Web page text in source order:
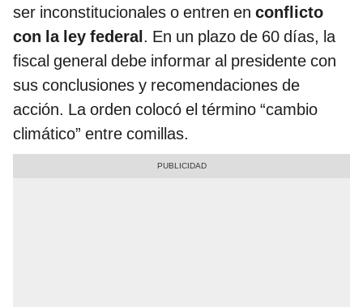
ser inconstitucionales o entren en conflicto
con la ley federal. En un plazo de 60 días, la
fiscal general debe informar al presidente con
sus conclusiones y recomendaciones de
acción. La orden colocó el término “cambio
climático” entre comillas.